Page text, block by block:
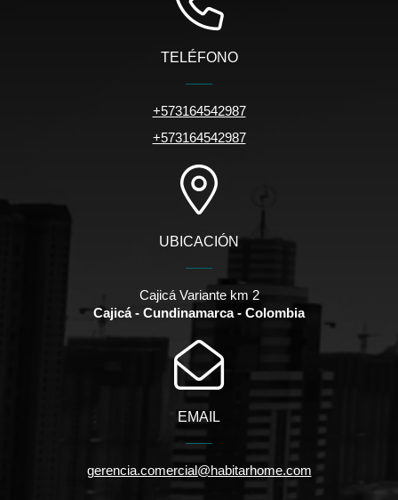
TELÉFONO
+573164542987
+573164542987
UBICACIÓN
Cajicá Variante km 2
Cajicá - Cundinamarca - Colombia
EMAIL
gerencia.comercial@habitarhome.com